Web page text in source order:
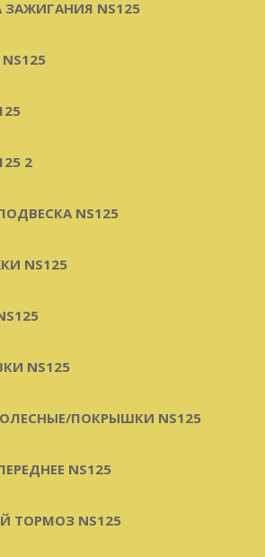
NS125
2
NS125
NS125
NS125
ПОКРЫШКИ NS125
NS125
ТОРМОЗ NS125